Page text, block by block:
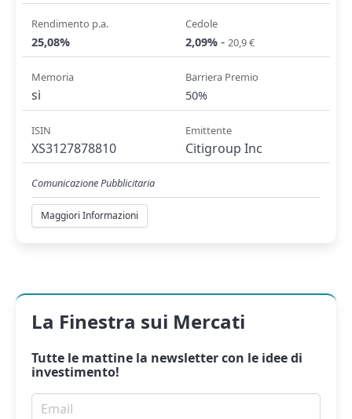
Rendimento p.a.
25,08%
Cedole
2,09% - 20,9 €
Memoria
si
Barriera Premio
50%
ISIN
XS3127878810
Emittente
Citigroup Inc
Comunicazione Pubblicitaria
Maggiori Informazioni
La Finestra sui Mercati
Tutte le mattine la newslettercon le idee di
investimento!
Email per newsletter